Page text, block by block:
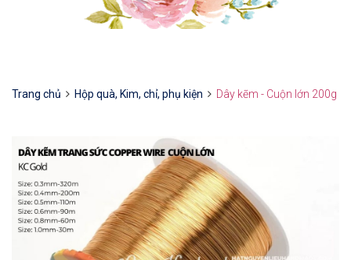
Trang chủ Hộp quà, Kim, chỉ, phụ kiện Dây kẽm - Cuộn lớn 200g